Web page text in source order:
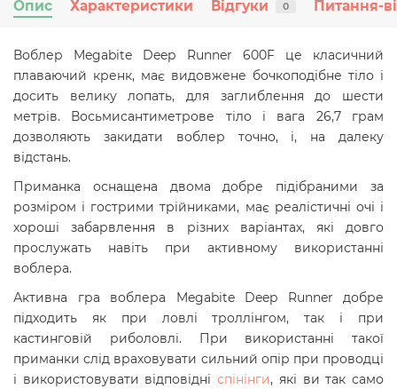
Опис Характеристики Відгуки 0 Питання-
Воблер Megabite Deep Runner 600F це класичний
плаваючий кренк, має видовжене бочкоподібне тіло і
досить велику лопать, для заглиблення до шести
метрів. Восьмисантиметрове тіло і вага 26,7 грам
дозволяють закидати воблер точно, і, на далеку
відстань.
Приманка оснащена двома добре підібраними за
розміром і гострими трійниками, має реалістичні очі і
хороші забарвлення в різних варіантах, які довго
прослужать навіть при активному використанні
воблера.
Активна гра воблера Megabite Deep Runner добре
підходить як при ловлі троллінгом, так і при
кастинговій риболовлі. При використанні такої
приманки слід враховувати сильний опір при проводці
і використовувати відповідніспінінги, які ви так само